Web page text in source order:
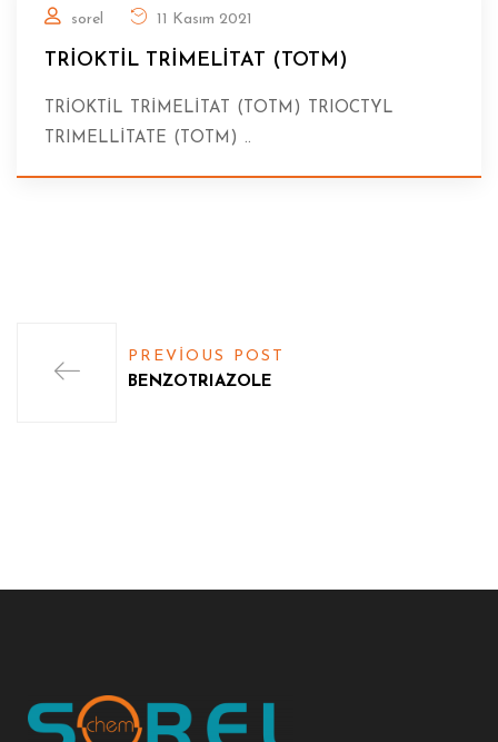
sorel 11 Kasım 2021
TRİOKTİL TRİMELİTAT (TOTM)
TRİOKTİL TRİMELİTAT (TOTM) TRIOCTYL
TRIMELLİTATE (TOTM) ..
PREVIOUS POST
BENZOTRIAZOLE